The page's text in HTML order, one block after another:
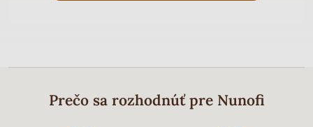
Prečo sa rozhodnúť pre Nunofi